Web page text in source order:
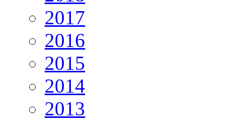
2017
2016
2015
2014
2013